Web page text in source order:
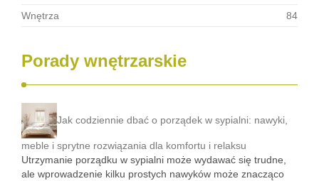
Wnętrza
84
Porady wnętrzarskie
Jak codziennie dbać o porządek w sypialni: nawyki,
meble i sprytne rozwiązania dla komfortu i relaksu
Utrzymanie porządku w sypialni może wydawać się trudne,
ale wprowadzenie kilku prostych nawyków może znacząco